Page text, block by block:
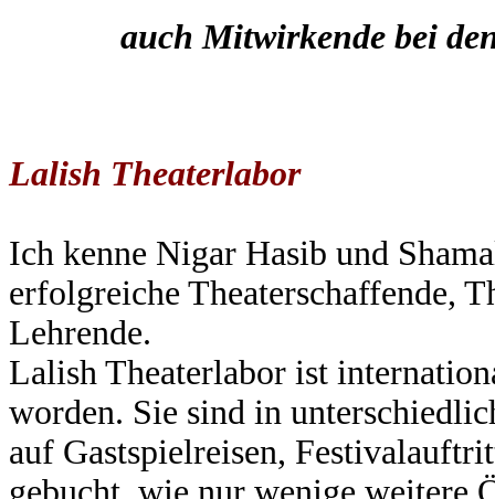
auch Mitwirkende bei
Lalish Theaterlabor
Ich kenne Nigar Hasib und
erfolgreiche Theaterschaffende,
Lehrende.
Lalish Theaterlabor ist
worden. Sie sind in
auf Gastspielreisen,